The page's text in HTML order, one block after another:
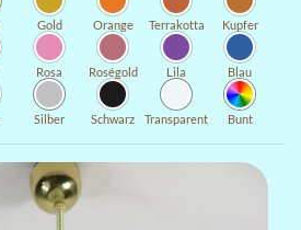
Gold Orange Terrakotta Kupfer
Rosa Roségold Lila Blau
Silber Schwarz Transparent Bunt